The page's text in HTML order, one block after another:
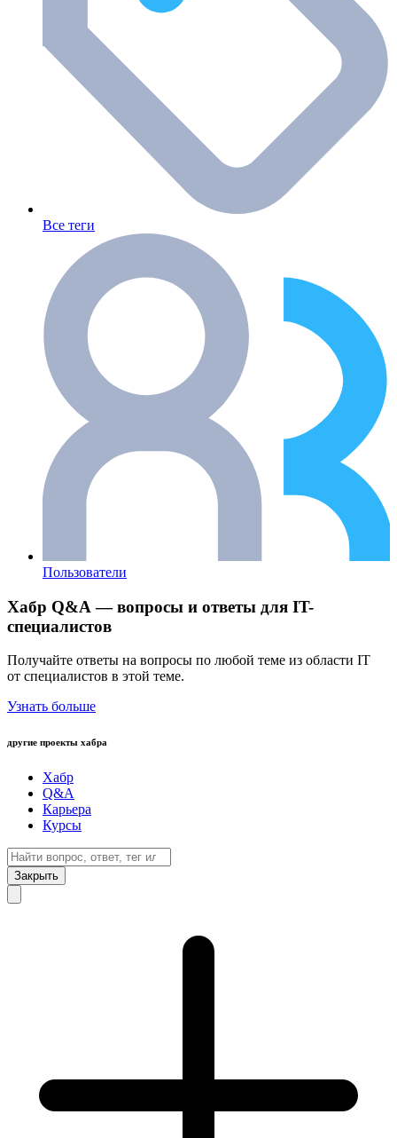
Все теги
Пользователи
Хабр Q&A — вопросы и ответы для IT-
специалистов
Получайте ответы на вопросы по любой теме из области IT
от специалистов в этой теме.
Узнать больше
другие проекты хабра
Хабр
Q&A
Карьера
Курсы
Закрыть